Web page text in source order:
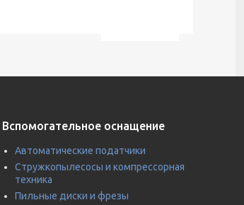
Вспомогательное оснащение
Автоматические податчики
Стружкопылесосы и компрессорная
техника
Пильные диски и фрезы